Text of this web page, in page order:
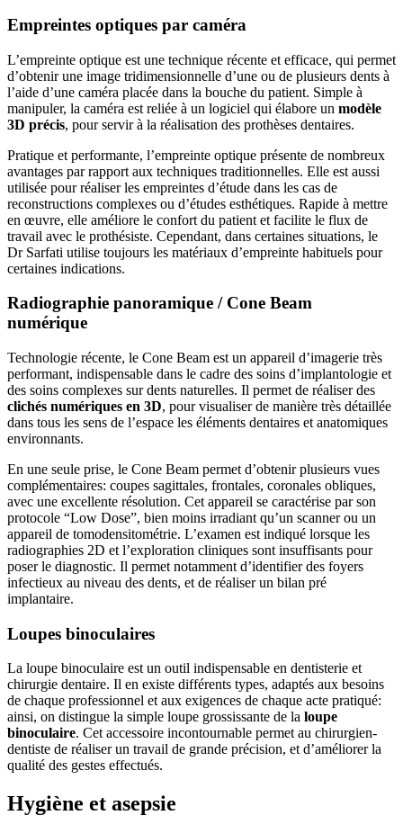
Empreintes optiques par caméra
L’empreinte optique est une technique récente et efficace, qui permet
d’obtenir une image tridimensionnelle d’une ou de plusieurs dents à
l’aide d’une caméra placée dans la bouche du patient. Simple à
manipuler, la caméra est reliée à un logiciel qui élabore un modèle
3D précis, pour servir à la réalisation des prothèses dentaires.
Pratique et performante, l’empreinte optique présente de nombreux
avantages par rapport aux techniques traditionnelles. Elle est aussi
utilisée pour réaliser les empreintes d’étude dans les cas de
reconstructions complexes ou d’études esthétiques. Rapide à mettre
en œuvre, elle améliore le confort du patient et facilite le flux de
travail avec le prothésiste. Cependant, dans certaines situations, le
Dr Sarfati utilise toujours les matériaux d’empreinte habituels pour
certaines indications.
Radiographie panoramique / Cone Beam
numérique
Technologie récente, le Cone Beam est un appareil d’imagerie très
performant, indispensable dans le cadre des soins d’implantologie et
des soins complexes sur dents naturelles. Il permet de réaliser des
clichés numériques en 3D, pour visualiser de manière très détaillée
dans tous les sens de l’espace les éléments dentaires et anatomiques
environnants.
En une seule prise, le Cone Beam permet d’obtenir plusieurs vues
complémentaires: coupes sagittales, frontales, coronales obliques,
avec une excellente résolution. Cet appareil se caractérise par son
protocole “Low Dose”, bien moins irradiant qu’un scanner ou un
appareil de tomodensitométrie. L’examen est indiqué lorsque les
radiographies 2D et l’exploration cliniques sont insuffisants pour
poser le diagnostic. Il permet notamment d’identifier des foyers
infectieux au niveau des dents, et de réaliser un bilan pré
implantaire.
Loupes binoculaires
La loupe binoculaire est un outil indispensable en dentisterie et
chirurgie dentaire. Il en existe différents types, adaptés aux besoins
de chaque professionnel et aux exigences de chaque acte pratiqué:
ainsi, on distingue la simple loupe grossissante de la loupe
binoculaire. Cet accessoire incontournable permet au chirurgien-
dentiste de réaliser un travail de grande précision, et d’améliorer la
qualité des gestes effectués.
Hygiène et asepsie